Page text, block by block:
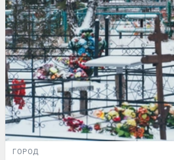
ГОРОД